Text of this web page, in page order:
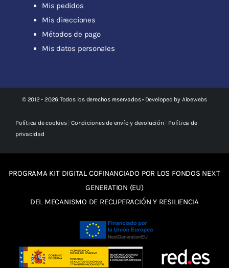
Mis pedidos
Mis direcciones
Métodos de pago
Mis datos personales
© 2012 - 2026 Todos los derechos reservados • Developed by Aloewebs
Política de cookies|Condiciones de envío y devolución| Política de
privacidad
PROGRAMA KIT DIGITAL COFINANCIADO POR LOS FONDOS NEXT
GENERATION (EU)
DEL MECANISMO DE RECUPERACIÓN Y RESILIENCIA